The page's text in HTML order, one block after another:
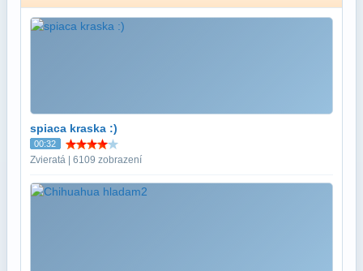
spiaca kraska :)
00:32
Zvieratá | 6109 zobrazení